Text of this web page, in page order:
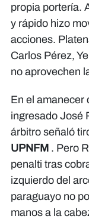
propia portería.
y rápido hizo
acciones.
Carlos Pérez,
no aprovechen
En el amanecer
ingresado José
árbitro señaló
UPNFM . Pero
penalti tras
izquierdo del
paraguayo no
manos a la